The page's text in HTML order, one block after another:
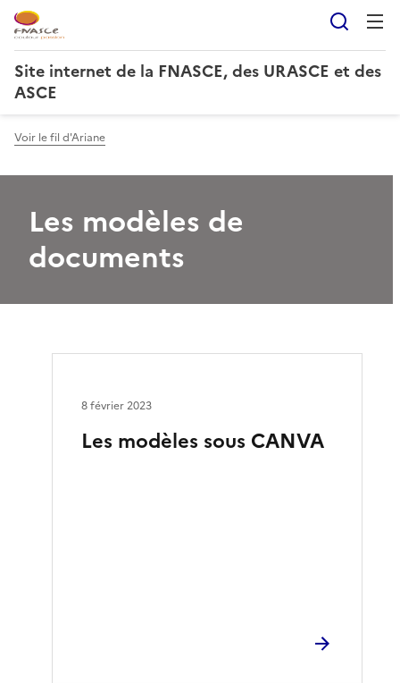
Site internet de la FNASCE, des URASCE et des
ASCE
Voir le fil d'Ariane
Les modèles de
documents
Les modèles sous CANVA
8 février 2023